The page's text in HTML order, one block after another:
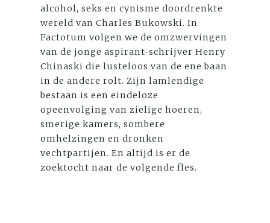
alcohol, seks en cynisme doordrenkte
wereld van Charles Bukowski. In
Factotum volgen we de omzwervingen
van de jonge aspirant-schrijver Henry
Chinaski die lusteloos van de ene baan
in de andere rolt. Zijn lamlendige
bestaan is een eindeloze
opeenvolging van zielige hoeren,
smerige kamers, sombere
omhelzingen en dronken
vechtpartijen. En altijd is er de
zoektocht naar de volgende fles.